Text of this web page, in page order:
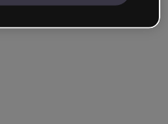
Hast du dein Passwort vergessen?